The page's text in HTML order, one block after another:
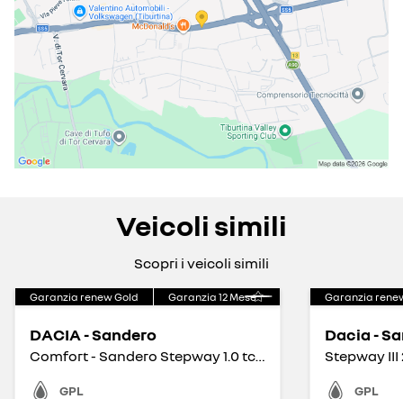
Veicoli simili
Scopri i veicoli simili
Garanzia renew Gold Garanzia 12Mese
DACIA - Sandero
Comfort - Sandero Stepway 1.0 tce ECO-G Comfort
GPL
Garanzia
Dacia -
GPL